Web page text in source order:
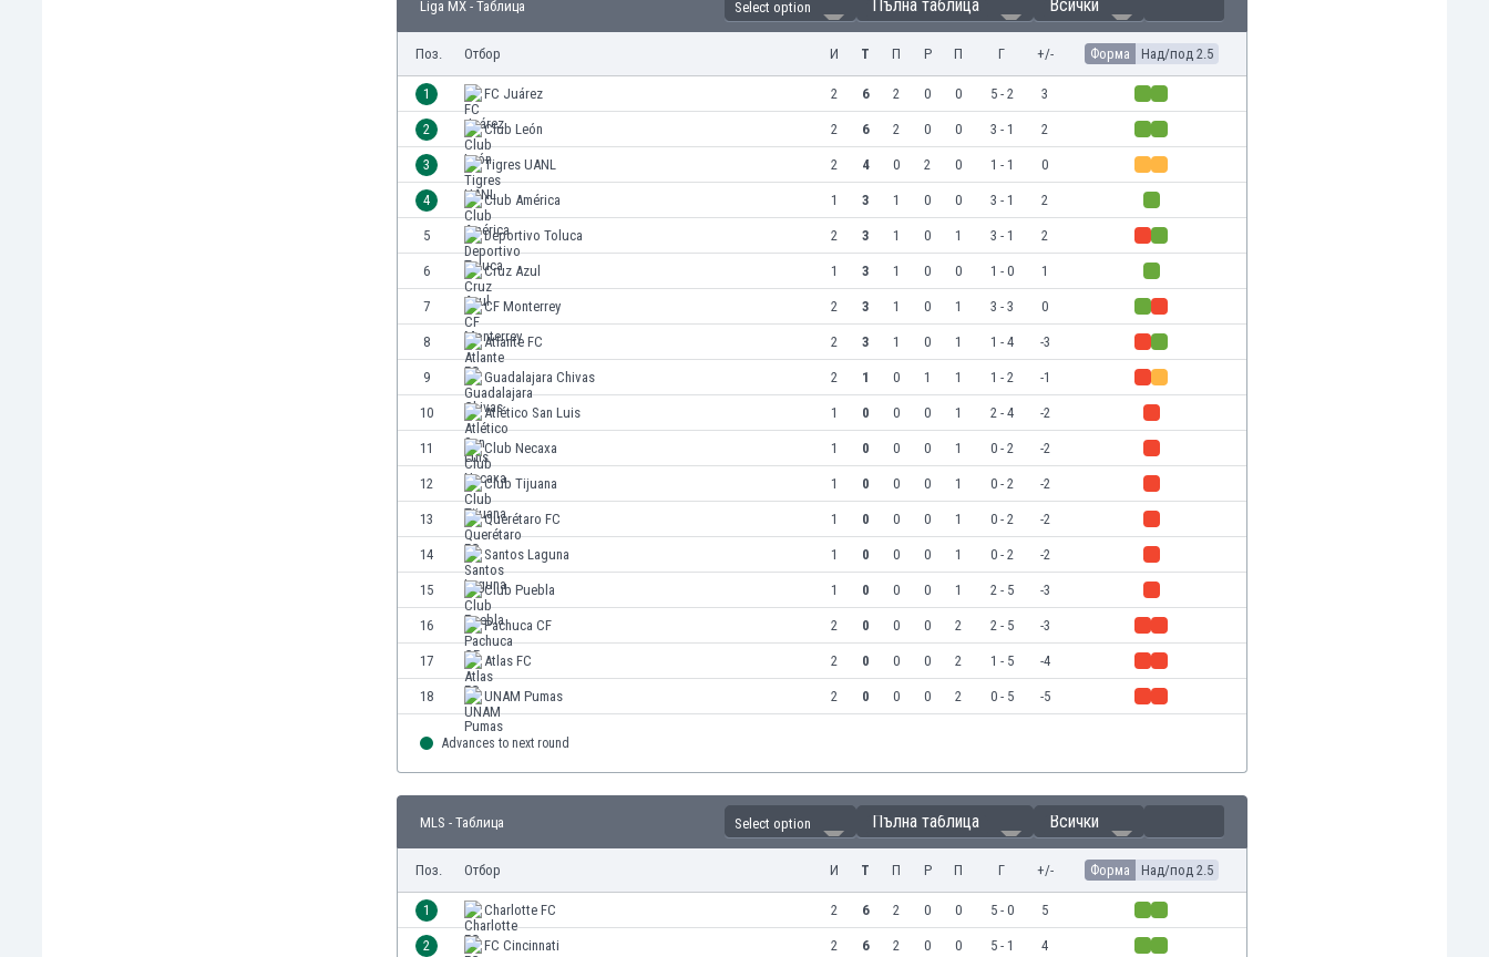
Liga MX - Таблица Select option Пълна таблица Всички
Поз. Отбор И Т П Р П Г +/- Форма Над/под 2.5
1 FC Juárez 2 6 2 0 0 5 - 2 3
2 Club León 2 6 2 0 0 3 - 1 2
3 Tigres UANL 2 4 0 2 0 1 - 1 0
4 Club América 1 3 1 0 0 3 - 1 2
5 Deportivo Toluca 2 3 1 0 1 3 - 1 2
6 Cruz Azul 1 3 1 0 0 1 - 0 1
7 CF Monterrey 2 3 1 0 1 3 - 3 0
8 Atlante FC 2 3 1 0 1 1 - 4 -3
9 Guadalajara Chivas 2 1 0 1 1 1 - 2 -1
10 Atlético San Luis 1 0 0 0 1 2 - 4 -2
11 Club Necaxa 1 0 0 0 1 0 - 2 -2
12 Club Tijuana 1 0 0 0 1 0 - 2 -2
13 Querétaro FC 1 0 0 0 1 0 - 2 -2
14 Santos Laguna 1 0 0 0 1 0 - 2 -2
15 Club Puebla 1 0 0 0 1 2 - 5 -3
16 Pachuca CF 2 0 0 0 2 2 - 5 -3
17 Atlas FC 2 0 0 0 2 1 - 5 -4
18 UNAM Pumas 2 0 0 0 2 0 - 5 -5
Advances to next round
MLS - Таблица Select option Пълна таблица Всички
Поз. Отбор И Т П Р П Г +/- Форма Над/под 2.5
1 Charlotte FC 2 6 2 0 0 5 - 0 5
2 FC Cincinnati 2 6 2 0 0 5 - 1 4